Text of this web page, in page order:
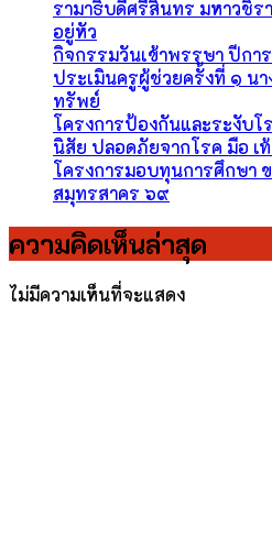
รามาธิบดีศรีสินทร มหาวชิร
อยู่หัว
กิจกรรมวันเข้าพรรษา ปีก
ประเมินครูผู้ช่วยครั้งที่ ๑ น
ทรัพย์
โครงการป้องกันและระงับ
นิสัย ปลอดภัยจากโรค มือ เ
โครงการมอบทุนการศึกษา
สมุทรสาคร ๖๙
ความคิดเห็นล่าสุด
ไม่มีความเห็นที่จะแสดง